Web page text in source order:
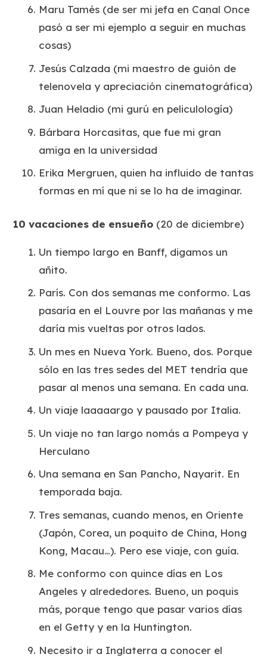
Maru Tamés (de ser mi jefa en Canal Once
pasó a ser mi ejemplo a seguir en muchas
cosas)
Jesús Calzada (mi maestro de guión de
telenovela y apreciación cinematográfica)
Juan Heladio (mi gurú en peliculología)
Bárbara Horcasitas, que fue mi gran
amiga en la universidad
Erika Mergruen, quien ha influido de tantas
formas en mí que ni se lo ha de imaginar.
10 vacaciones de ensueño (20 de diciembre)
Un tiempo largo en Banff, digamos un
añito.
París. Con dos semanas me conformo. Las
pasaría en el Louvre por las mañanas y me
daría mis vueltas por otros lados.
Un mes en Nueva York. Bueno, dos. Porque
sólo en las tres sedes del MET tendría que
pasar al menos una semana. En cada una.
Un viaje laaaaargo y pausado por Italia.
Un viaje no tan largo nomás a Pompeya y
Herculano
Una semana en San Pancho, Nayarit. En
temporada baja.
Tres semanas, cuando menos, en Oriente
(Japón, Corea, un poquito de China, Hong
Kong, Macau…). Pero ese viaje, con guía.
Me conformo con quince días en Los
Angeles y alrededores. Bueno, un poquis
más, porque tengo que pasar varios días
en el Getty y en la Huntington.
Necesito ir a Inglaterra a conocer el